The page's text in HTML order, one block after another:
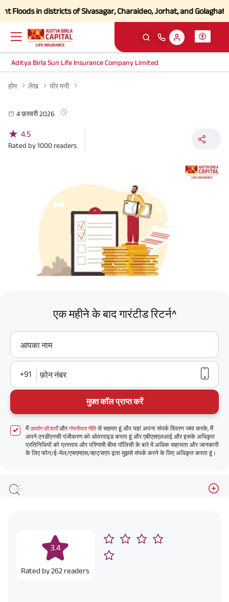
in districts of Sivasagar, Charaideo, Jorhat, and Golaghat of
Aditya Birla Sun Life Insurance Company Limited
होम लेख योर मनी
4 फ़रवरी 2026
★ 4.5
Rated by1000 readers
एक महीने के बाद गारंटीड रिटर्न^
आपका नाम
+91 फ़ोन नंबर
मुफ़्त कॉल प्राप्त करें
मैंउपयोग की शर्तोंऔरगोपनीयता नीतिसे सहमत हूं और यहां अपना संपर्क विवरण जमा करके, मैं
अपने एनडीएनसी पंजीकरण को ओवरराइड करता हूं और एबीएसएलआई और इसके अधिकृत
प्रतिनिधियों को प्रस्ताव और परिणामी बीमा पॉलिसी के बारे में अधिक सहायता और जानकारी
के लिए फोन/ई-मेल/एसएमएस/व्हाट्सएप द्वारा मुझसे संपर्क करने के लिए अधिकृत करता हूं।
3.4
Rated by262 readers